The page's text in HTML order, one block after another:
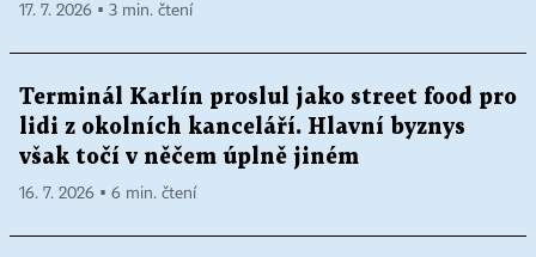
17. 7. 2026 ▪ 3 min. čtení
Terminál Karlín proslul jako street food pro
lidi z okolních kanceláří. Hlavní byznys
však točí v něčem úplně jiném
16. 7. 2026 ▪ 6 min. čtení